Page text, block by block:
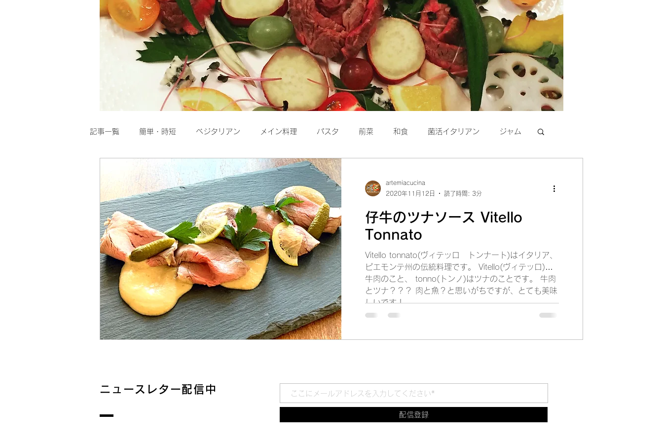
記事一覧 簡単・時短 ベジタリアン メイン料理 パスタ 前菜 和食 菌活イタリアン ジャム
スープ Dolce 保存食 洋食 パン
artemiacucina
2020年11月12日
読了時間: 3分
仔牛のツナソース Vitello
Tonnato
Vitello tonnato(ヴィテッロ トンナート)はイタリア、
ピエモンテ州の伝統料理です。 Vitello(ヴィテッロ)は
牛肉のこと、 tonno(トンノ)はツナのことです。 牛肉
とツナ？？？ 肉と魚？と思いがちですが、とても美味
しいです！...
ニュースレター配信中
配信登録